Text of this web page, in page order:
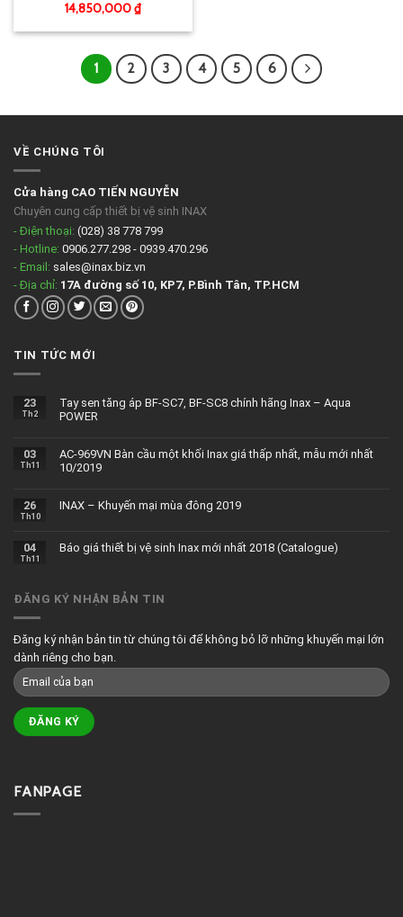
14,850,000₫
1 2 3 4 5 6
VỀ CHÚNG TÔI
Cửa hàng CAO TIẾN NGUYỄN
Chuyên cung cấp thiết bị vệ sinh INAX
- Điện thoại: (028) 38 778 799
- Hotline: 0906.277.298 - 0939.470.296
- Email: sales@inax.biz.vn
- Địa chỉ: 17A đường số 10, KP7, P.Bình Tân, TP.HCM
TIN TỨC MỚI
23
Th2
Tay sen tăng áp BF-SC7, BF-SC8 chính hãng Inax – Aqua
POWER
03
Th11
AC-969VN Bàn cầu một khối Inax giá thấp nhất, mẫu mới nhất
10/2019
26
Th10
INAX – Khuyến mại mùa đông 2019
04
Th11
Báo giá thiết bị vệ sinh Inax mới nhất 2018 (Catalogue)
ĐĂNG KÝ NHẬN BẢN TIN
Đăng ký nhận bản tin từ chúng tôi để không bỏ lỡ những khuyến mại lớn
dành riêng cho bạn.
FANPAGE